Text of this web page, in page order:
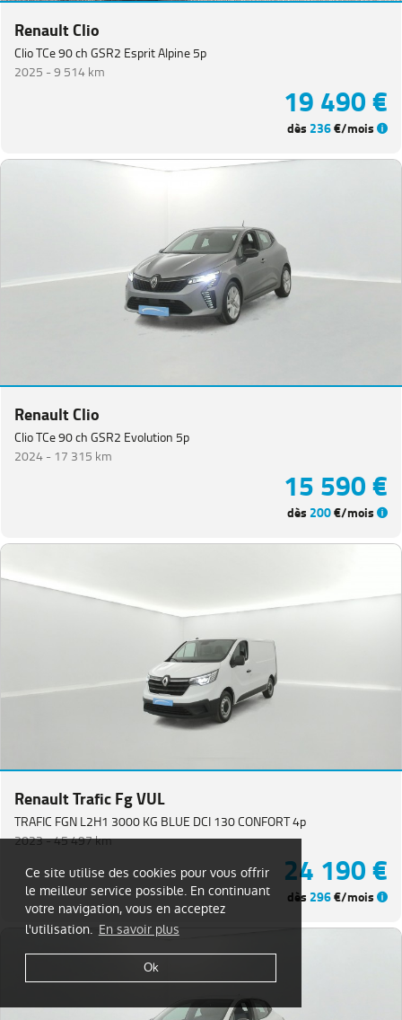
Ce site utilise des cookies pour vous offrir
le meilleur service possible. En continuant
votre navigation, vous en acceptez
l'utilisation. En savoir plus
Ok
Renault Clio
Clio TCe 90 ch GSR2 Esprit Alpine 5p
2025 -9 514 km
19 490 €
dès 236€/mois
Renault Clio
Clio TCe 90 ch GSR2 Evolution 5p
2024 - 17 315 km
15 590 €
dès 200€/mois
Renault Trafic Fg VUL
TRAFIC FGN L2H1 3000 KG BLUE DCI 130 CONFORT 4p
2023 -45 497 km
24 190 €
dès 296€/mois